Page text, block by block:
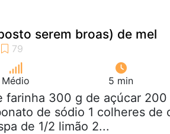
serem broas) de mel
Médio 5 min
farinha 300 g de açúcar 200
de sódio 1 colheres de
de 1/2 limão 2...